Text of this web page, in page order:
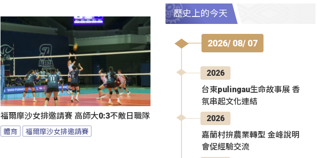
福爾摩沙女排邀請賽 高師大0:3不敵日職隊
體育 福爾摩沙女排邀請賽
歷史上的今天
2026/ 08/ 07
2026
台東pulingau生命故事展 香
氛串起文化連結
2026
嘉蘭村拚農業轉型 金峰說明
會促經驗交流